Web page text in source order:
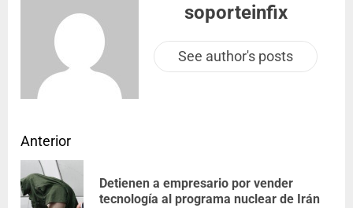
soporteinfix
See author's posts
Anterior
Detienen a empresario por vender
tecnología al programa nuclear de Irán